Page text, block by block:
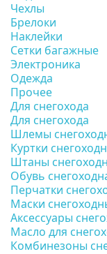
Чехлы
Брелоки
Наклейки
Сетки багажные
Электроника
Одежда
Прочее
Для снегохода
Для снегохода
Шлемы
Куртки
Штаны
Обувь
Перчатки
Маски
Аксессуары
Масло для
Комбинезоны